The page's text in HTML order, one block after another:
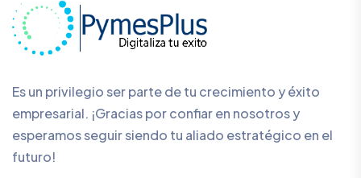
Es un privilegio ser parte de tu crecimiento y éxito
empresarial. ¡Gracias por confiar en nosotros y
esperamos seguir siendo tu aliado estratégico en el
futuro!